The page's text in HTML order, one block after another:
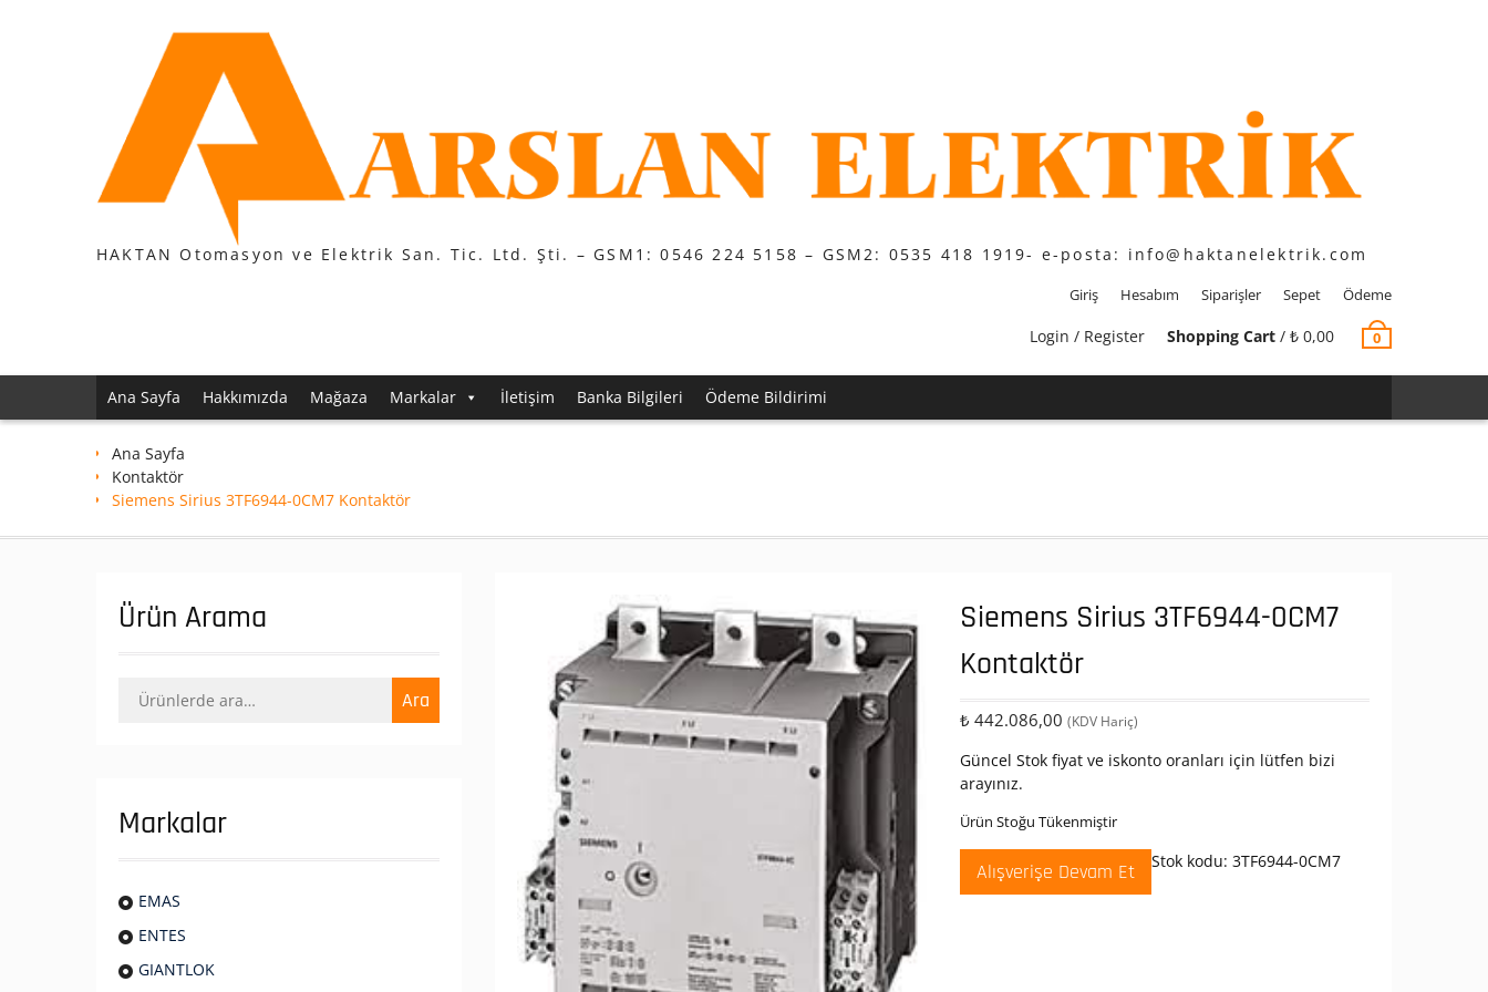
HAKTAN Otomasyon ve Elektrik San. Tic. Ltd. Şti. – GSM1: 0546 224 5158 – GSM2: 0535 418 1919- e-posta: info@haktanelektrik.com
Giriş Hesabım Siparişler Sepet Ödeme
Login / Register Shopping Cart / ₺ 0,00 0
Ana Sayfa Hakkımızda Mağaza Markalar İletişim Banka Bilgileri Ödeme Bildirimi
Ana Sayfa
Kontaktör
Siemens Sirius 3TF6944-0CM7 Kontaktör
Siemens Sirius 3TF6944-0CM7
Kontaktör
₺ 442.086,00 (KDV Hariç)
Güncel Stok fiyat ve iskonto oranları için lütfen bizi
arayınız.
Ürün Stoğu Tükenmiştir
Alışverişe Devam Et Stok kodu:3TF6944-0CM7
Ürün Arama
Ara: Ara
Markalar
EMAS
ENTES
GIANTLOK